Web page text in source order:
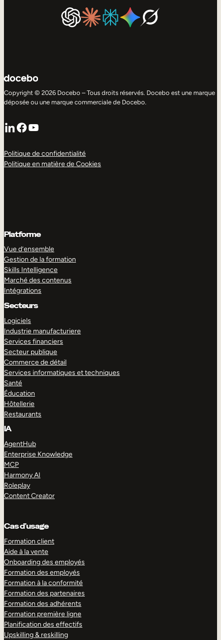
Copyright © 2026 Docebo – Tous droits réservés. Docebo est une marque
déposée ou une marque commerciale de Docebo.
LinkedIn
Facebook
YouTube
Politique de confidentialité
Politique en matière de Cookies
Platforme
Vue d’ensemble
Gestion de la formation
Skills Intelligence
Marché des contenus
Intégrations
Secteurs
Logiciels
Industrie manufacturiere
Services financiers
Secteur publique
Commerce de détail
Services informatiques et techniques
Santé
Éducation
Hôtellerie
Restaurants
IA
AgentHub
Enterprise Knowledge
MCP
Harmony AI
Roleplay
Content Creator
Cas d’usage
Formation client
Aide à la vente
Onboarding des employés
Formation des employés
Formation à la conformité
Formation des partenaires
Formation des adhérents
Formation première ligne
Planification des effectifs
Upskilling & reskilling